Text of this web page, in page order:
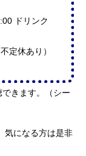
ドリンク
定休あり）
きます。（シー
気になる方は是非